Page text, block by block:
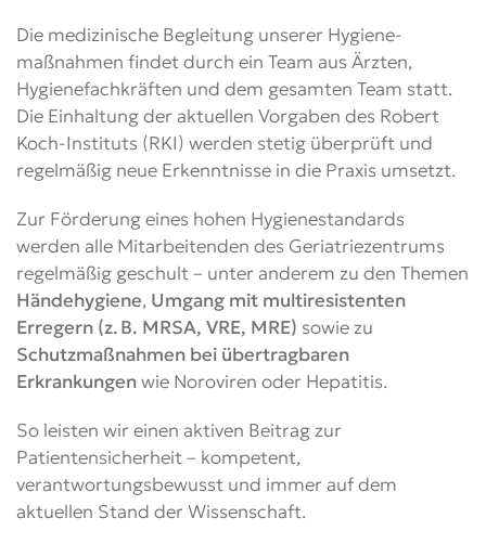
Die medizinische Begleitung unserer Hygiene­
maßnahmen findet durch ein Team aus Ärzten,
Hygiene­fachkräften und dem gesamten Team statt.
Die Einhaltung der aktuellen Vorgaben des Robert
Koch-Instituts (RKI) werden stetig überprüft und
regelmäßig neue Erkenntnisse in die Praxis umsetzt.
Zur Förderung eines hohen Hygienestandards
werden alle Mitarbeitenden des Geriatriezentrums
regelmäßig geschult – unter anderem zu den Themen
Händehygiene, Umgang mit multiresistenten
Erregern (z. B. MRSA, VRE, MRE) sowie zu
Schutzmaßnahmen bei übertragbaren
Erkrankungenwie Noroviren oder Hepatitis.
So leisten wir einen aktiven Beitrag zur
Patientensicherheit – kompetent,
verantwortungsbewusst und immer auf dem
aktuellen Stand der Wissenschaft.